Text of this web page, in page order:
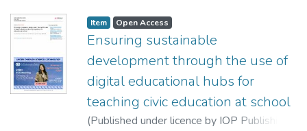
Item Open Access
Ensuring sustainable
development through the use of
digital educational hubs for
teaching civic education at school
(Published under licence by IOP Publishing